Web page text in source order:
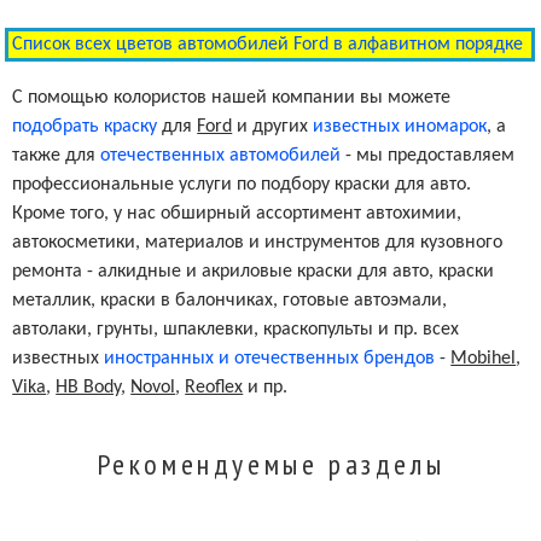
Graphic Metallic Clearcoat 9R/6101
Dark Walnut Metallic Clearcoat 9U/6107
Smoke 1K/6062
Bright Red Pearl Metallic Clearcoat
Medium Scarlet 2D/6236
Список всех цветов автомобилей Ford в алфавитном порядке
С помощью колористов нашей компании вы можете
подобрать краску для Ford и других известных иномарок, а
также дляотечественных автомобилей - мы предоставляем
профессиональные услуги по подбору краски для авто.
Кроме того, у нас обширный ассортимент автохимии,
автокосметики, материалов и инструментов для кузовного
ремонта - алкидные и акриловые краски для авто, краски
металлик, краски в балончиках, готовые автоэмали,
автолаки, грунты, шпаклевки, краскопульты и пр. всех
известных иностранных и отечественных брендов - Mobihel ,
Vika, HB Body, Novol , Reoflex и пр.
Рекомендуемые разделы